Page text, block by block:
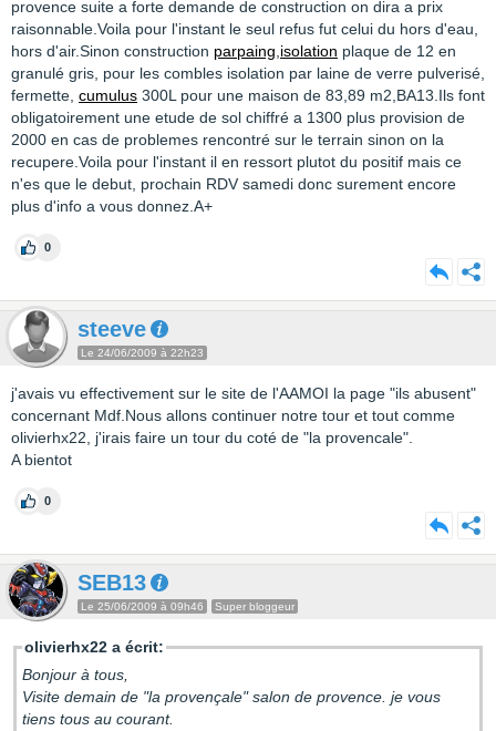
provence suite a forte demande de construction on dira a prix
raisonnable.Voila pour l'instant le seul refus fut celui du hors d'eau,
hors d'air.Sinon construction parpaing isolation plaque de 12 en
granulé gris, pour les combles isolation par laine de verre pulverisé,
fermette, cumulus 300L pour une maison de 83,89 m2,BA13.Ils font
obligatoirement une etude de sol chiffré a 1300 plus provision de
2000 en cas de problemes rencontré sur le terrain sinon on la
recupere.Voila pour l'instant il en ressort plutot du positif mais ce
n'es que le debut, prochain RDV samedi donc surement encore
plus d'info a vous donnez.A+
0
steeve
Le 24/06/2009 à 22h23
j'avais vu effectivement sur le site de l'AAMOI la page "ils abusent"
concernant Mdf.Nous allons continuer notre tour et tout comme
olivierhx22, j'irais faire un tour du coté de "la provencale".
A bientot
0
SEB13
Le 25/06/2009 à 09h46 Super bloggeur
olivierhx22 a écrit:
Bonjour à tous,
Visite demain de "la provençale" salon de provence. je vous
tiens tous au courant.